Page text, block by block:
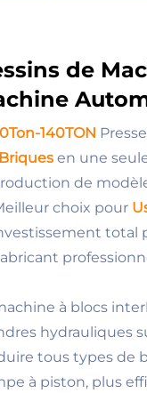
de
140TON
en une
de
choix pour
total
à blocs
hydrauliques
tous types de
à piston, plus